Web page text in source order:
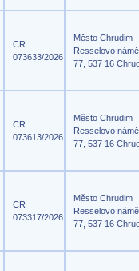
CR
073633/2026
Město Chrudim
Resselovo
77, 537 16
CR
073613/2026
Město Chrudim
Resselovo
77, 537 16
CR
073317/2026
Město Chrudim
Resselovo
77, 537 16